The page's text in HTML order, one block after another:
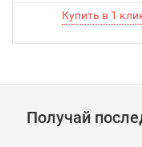
Получай